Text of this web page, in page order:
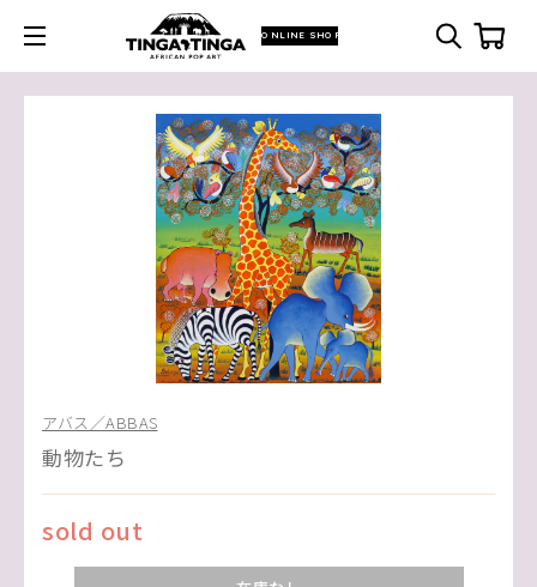
ONLINE SHOP
アバス／ABBAS
動物たち
sold out